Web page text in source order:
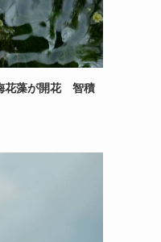
花藻が開花 智積